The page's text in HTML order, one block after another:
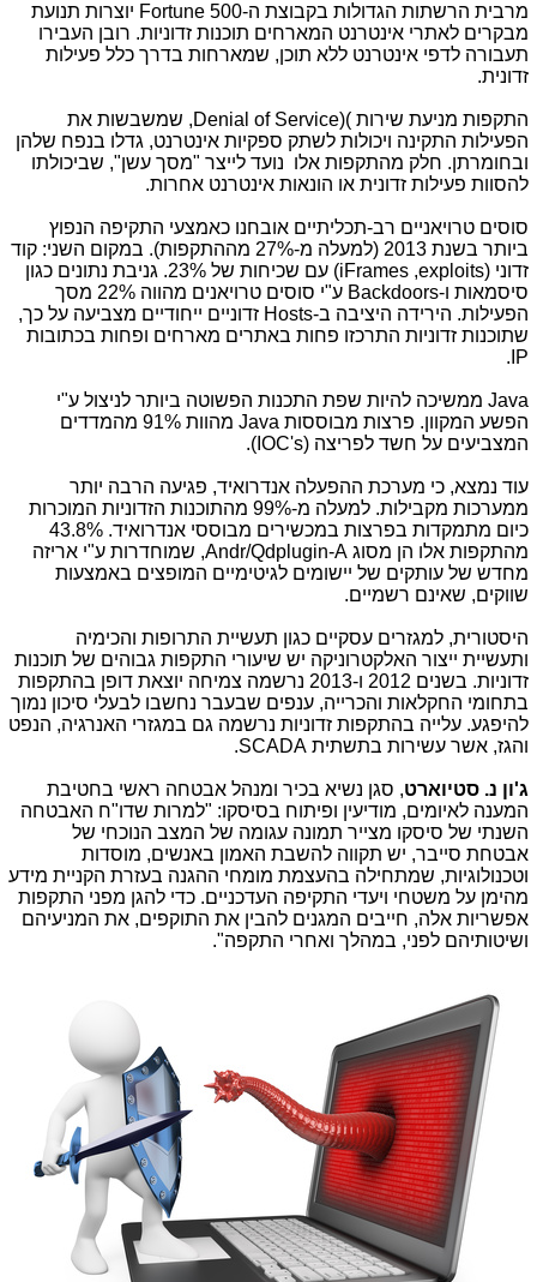
מרבית הרשתות הגדולות בקבוצת ה-Fortune 500 יוצרות תנועת
מבקרים לאתרי אינטרנט המארחים תוכנות זדוניות. רובן העבירו
תעבורה לדפי אינטרנט ללא תוכן, שמארחות בדרך כלל פעילות
זדונית.
התקפות מניעת שירות (
Denial of Service), שמשבשות את
הפעילות התקינה ויכולות לשתק ספקיות אינטרנט, גדלו בנפח שלהן
ובחומרתן. חלק מהתקפות אלו נועד לייצר "מסך עשן", שביכולתו
להסוות פעילות זדונית או הונאות אינטרנט אחרות.
סוסים טרויאניים רב-תכליתיים אובחנו כאמצעי התקיפה הנפוץ
ביותר בשנת 2013 (למעלה מ-27% מההתקפות). במקום השני: קוד
זדוני (exploits
,
iFrames
) עם שכיחות של 23%. גניבת נתונים כגון
סיסמאות ו-Backdoors
ע"י סוסים טרויאנים מהווה 22% מסך
הפעילות. הירידה היציבה ב-Hosts זדוניים ייחודיים מצביעה על כך,
שתוכנות זדוניות התרכזו פחות באתרים מארחים ופחות בכתובות
IP
.
Java ממשיכה להיות שפת התכנות הפשוטה ביותר לניצול ע"י
הפשע המקוון. פרצות מבוססות Java
מהוות 91% מהמדדים
המצביעים על חשד לפריצה (IOC's
).
עוד נמצא, כי מערכת ההפעלה אנדרואיד, פגיעה הרבה יותר
ממערכות מקבילות. למעלה מ-99% מהתוכנות הזדוניות המוכרות
כיום מתמקדות בפרצות במכשירים מבוססי אנדרואיד. 43.8%
מהתקפות אלו הן מסוג Andr/Qdplugin-A, שמוחדרות ע"י אריזה
מחדש של עותקים של יישומים לגיטימיים המופצים באמצעות
שווקים, שאינם רשמיים.
היסטורית, למגזרים עסקיים כגון תעשיית התרופות והכימיה
ותעשיית ייצור האלקטרוניקה יש שיעורי התקפות גבוהים של תוכנות
זדוניות. בשנים 2012 ו-2013 נרשמה צמיחה יוצאת דופן בהתקפות
בתחומי החקלאות והכרייה, ענפים שבעבר נחשבו לבעלי סיכון נמוך
להיפגע. עלייה בהתקפות זדוניות נרשמה גם במגזרי האנרגיה, הנפט
והגז, אשר עשירות בתשתית SCADA
.
ג'ון נ. סטיוארט, סגן נשיא בכיר ומנהל אבטחה ראשי בחטיבת
המענה לאיומים, מודיעין ופיתוח בסיסקו: "למרות שדו"ח האבטחה
השנתי של סיסקו מצייר תמונה עגומה של המצב הנוכחי של
אבטחת סייבר, יש תקווה להשבת האמון באנשים, מוסדות
וטכנולוגיות, שמתחילה בהעצמת מומחי ההגנה בעזרת הקניית מידע
מהימן על משטחי ויעדי התקיפה העדכניים. כדי להגן מפני התקפות
אפשריות אלה, חייבים המגנים להבין את התוקפים, את המניעיהם
ושיטותיהם לפני, במהלך ואחרי התקפה".